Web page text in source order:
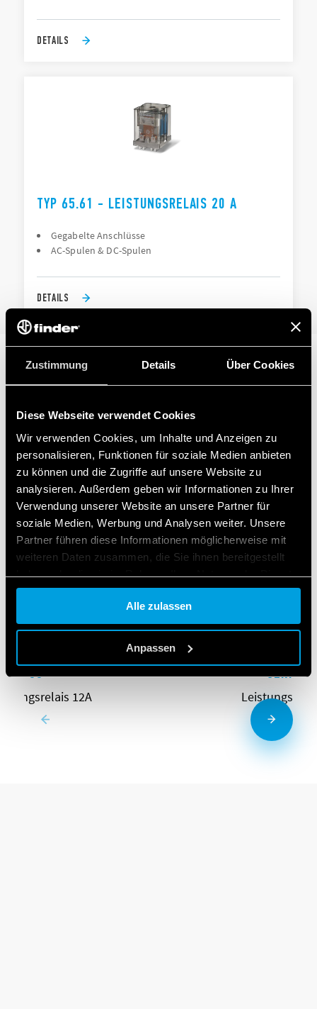
Zustimmung Details Über Cookies
Diese Webseite verwendet Cookies
Wir verwenden Cookies, um Inhalte und Anzeigen zu
personalisieren, Funktionen für soziale Medien anbieten
zu können und die Zugriffe auf unsere Website zu
analysieren. Außerdem geben wir Informationen zu Ihrer
Verwendung unserer Website an unsere Partner für
soziale Medien, Werbung und Analysen weiter. Unsere
Partner führen diese Informationen möglicherweise mit
weiteren Daten zusammen, die Sie ihnen bereitgestellt
haben oder die sie im Rahmen Ihrer Nutzung der Dienste
gesammelt haben.
Cookie policy.
Alle zulassen
Anpassen
DETAILS
TYP 65.61 - LEISTUNGSRELAIS 20 A
Gegabelte Anschlüsse
AC-Spulen & DC-Spulen
DETAILS
ZUGEHÖRIGE SERIEN
PRODUKTE
56
12A
SERIE